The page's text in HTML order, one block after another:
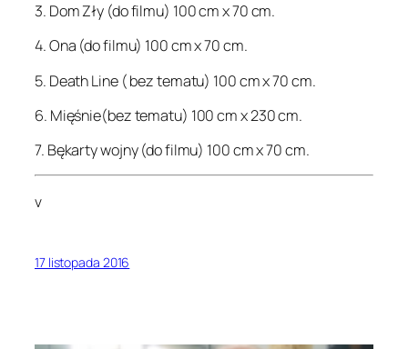
3. Dom Zły (do filmu) 100 cm x 70 cm.
4. Ona (do filmu) 100 cm x 70 cm.
5. Death Line ( bez tematu) 100 cm x 70 cm.
6. Mięśnie(bez tematu) 100 cm x 230 cm.
7. Bękarty wojny (do filmu) 100 cm x 70 cm.
v
17 listopada 2016